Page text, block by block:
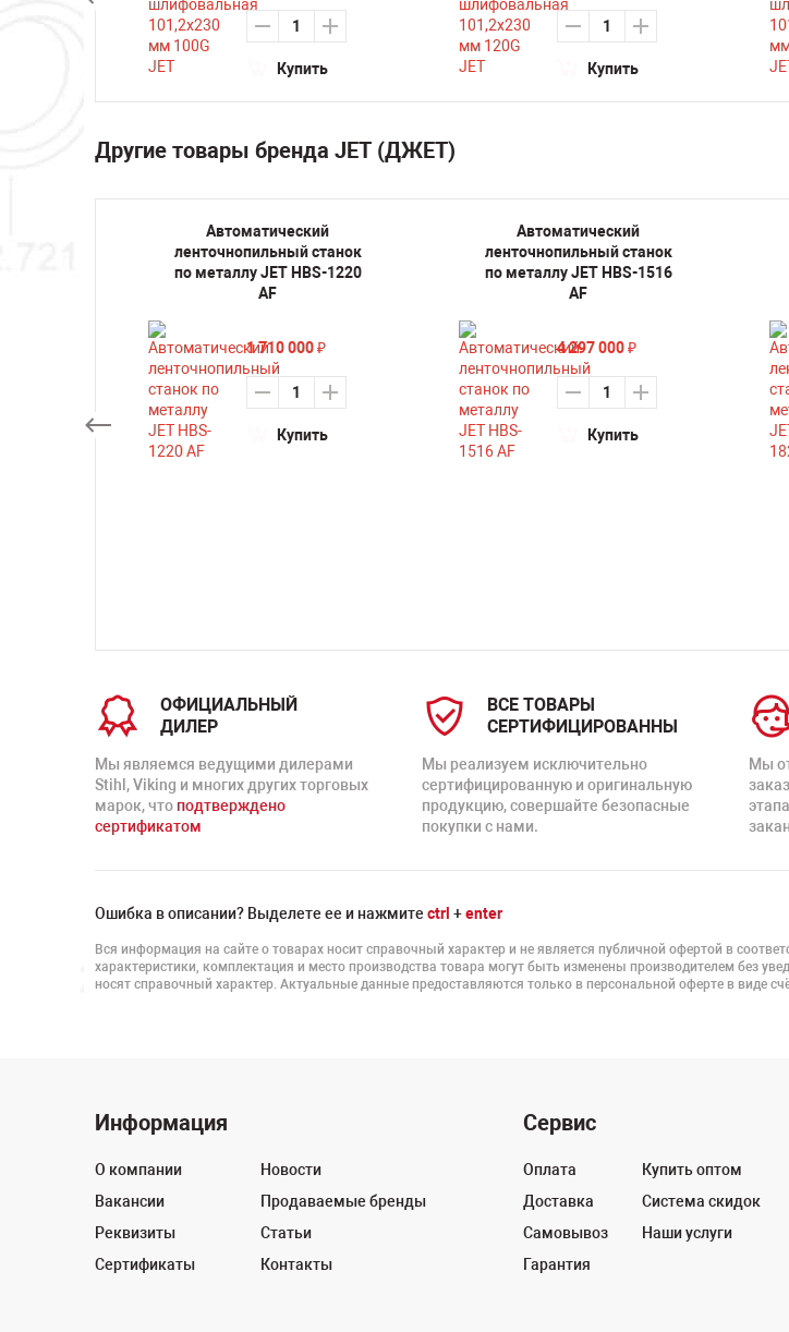
Купить Купить
Другие товары бренда JET (ДЖЕТ)
Автоматический
ленточнопильный станок
по металлу JET HBS-1220
AF
1 710 000 ₽
Купить
Автоматический
ленточнопильный станок
по металлу JET HBS-1516
AF
4 297 000 ₽
Купить
ОФИЦИАЛЬНЫЙ
ДИЛЕР
Мы являемся ведущими дилерами
Stihl, Viking и многих других торговых
марок, что подтверждено
сертификатом
ВСЕ ТОВАРЫ
СЕРТИФИЦИРОВАННЫ
Мы реализуем исключительно
сертифицированную и оригинальную
продукцию, совершайте безопасные
покупки с нами.
Мы
Ошибка в описании? Выделете ее и нажмите ctrl +enter
Вся информация на сайте о товарах носит справочный характер и не является публичной офертой в
характеристики, комплектация и место производства товара могут быть изменены производителем без
носят справочный характер. Актуальные данные предоставляются только в персональной оферте в виде
Информация
О компании
Вакансии
Реквизиты
Сертификаты
Новости
Продаваемые бренды
Статьи
Контакты
Сервис
Оплата
Доставка
Самовывоз
Гарантия
Купить оптом
Система скидок
Наши услуги